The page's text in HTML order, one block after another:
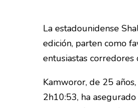
La estadounidense
edición, parten como
entusiastas
Kamworor, de 25
2h10:53, ha